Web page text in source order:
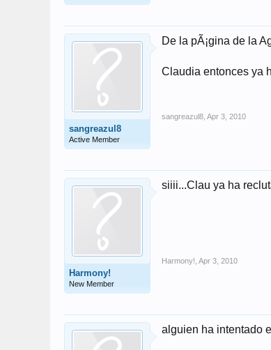
sangreazul8
Active Member
De la pÃ¡gina de la
Claudia entonces ya
sangreazul8 Apr 3, 2010
Harmony!
New Member
siiii...Clau ya ha
Harmony! Apr 3, 2010
alguien ha intentado